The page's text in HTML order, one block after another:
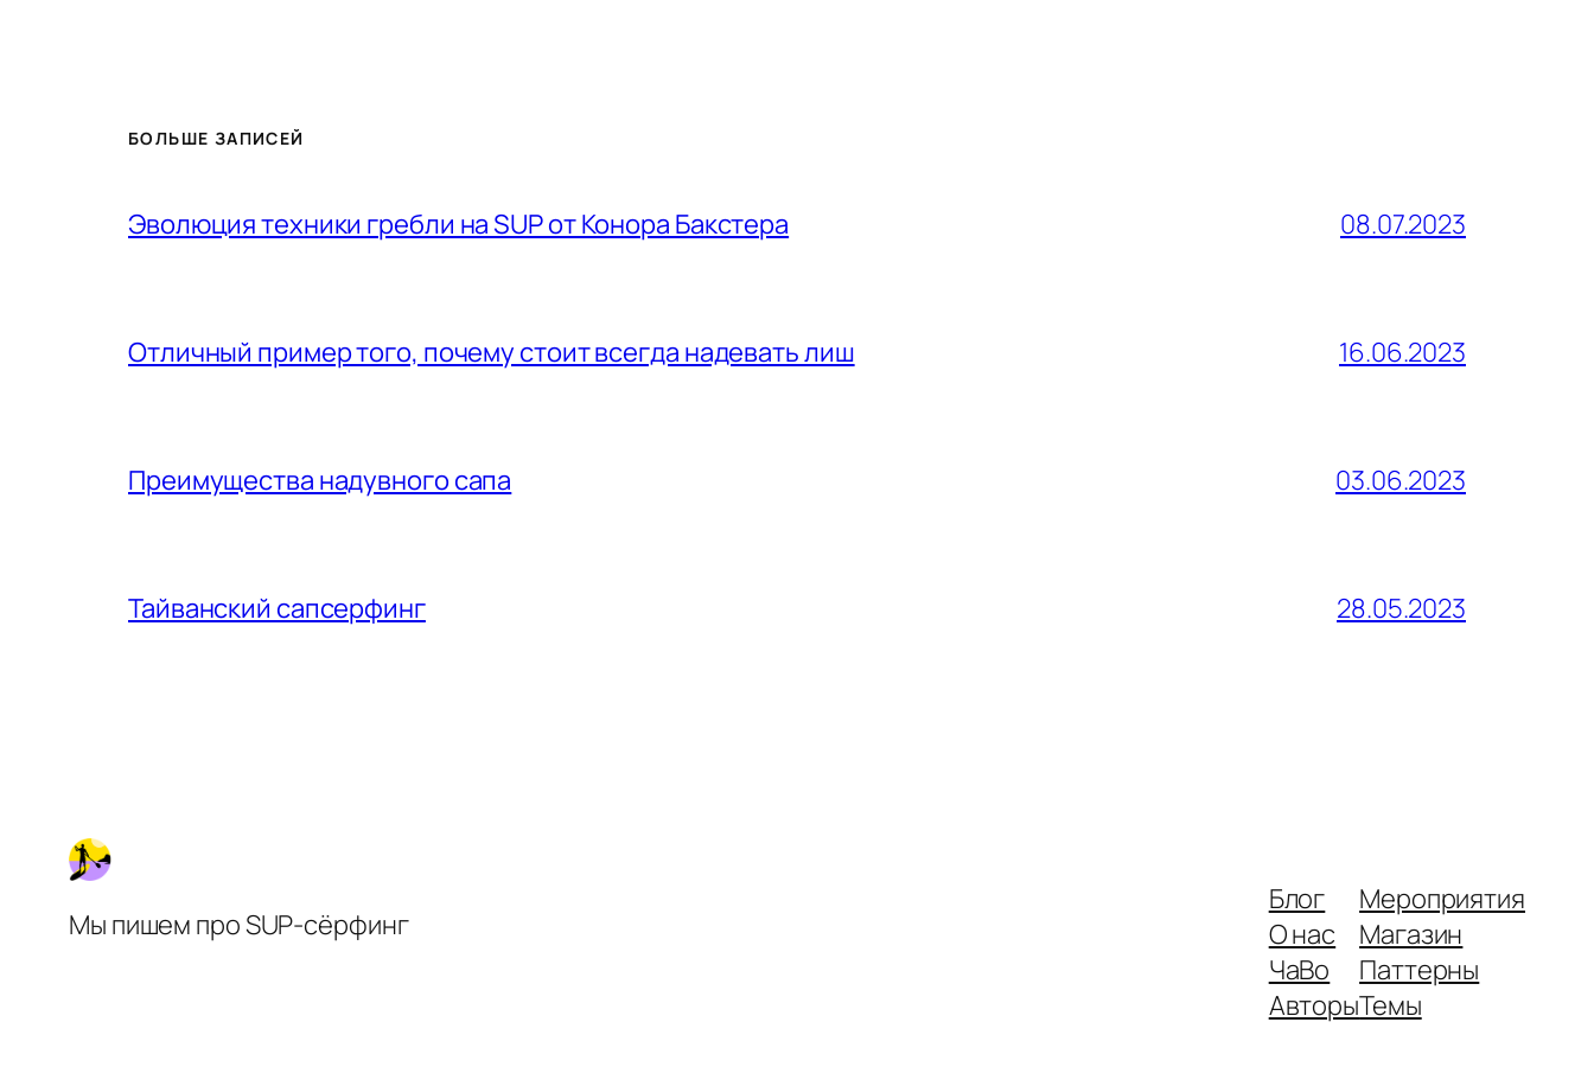
БОЛЬШЕ ЗАПИСЕЙ
Эволюция техники гребли на SUP от Конора Бакстера 08.07.2023
Отличный пример того, почему стоит всегда надевать лиш 16.06.2023
Преимущества надувного сапа 03.06.2023
Тайванский сапсерфинг 28.05.2023
Мы пишем про SUP-сёрфинг
Блог
О нас
ЧаВо
Авторы
Мероприятия
Магазин
Паттерны
Темы